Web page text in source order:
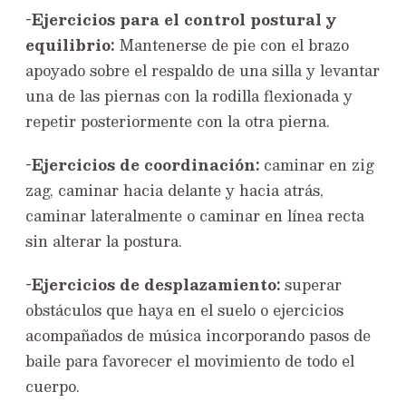
-Ejercicios para el control postural y
equilibrio: Mantenerse de pie con el brazo
apoyado sobre el respaldo de una silla y levantar
una de las piernas con la rodilla flexionada y
repetir posteriormente con la otra pierna.
-Ejercicios de coordinación: caminar en zig
zag, caminar hacia delante y hacia atrás,
caminar lateralmente o caminar en línea recta
sin alterar la postura.
-Ejercicios de desplazamiento:superar
obstáculos que haya en el suelo o ejercicios
acompañados de música incorporando pasos de
baile para favorecer el movimiento de todo el
cuerpo.